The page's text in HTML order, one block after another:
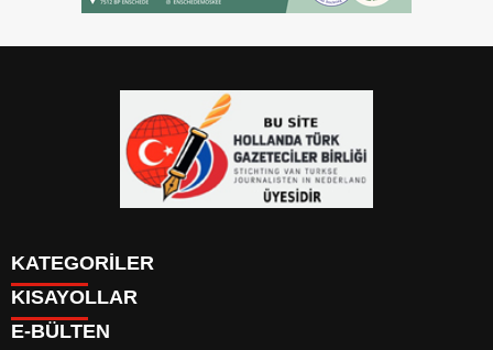
KATEGORİLER
YAZARLAR
PUAN DURUMU
KISAYOLLAR
E-BÜLTEN